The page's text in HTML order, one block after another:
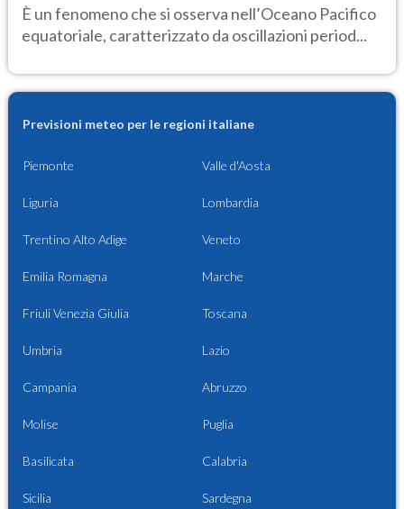
È un fenomeno che si osserva nell’Oceano Pacifico
equatoriale, caratterizzato da oscillazioni period...
Previsioni meteo per le regioni italiane
Piemonte Valle d'Aosta
Liguria Lombardia
Trentino Alto Adige Veneto
Emilia Romagna Marche
Friuli Venezia Giulia Toscana
Umbria Lazio
Campania Abruzzo
Molise Puglia
Basilicata Calabria
Sicilia Sardegna